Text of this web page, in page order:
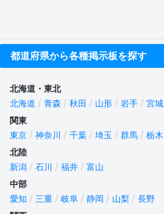
都道府県から各種掲示板を探す
北海道・東北
北海道
青森 秋田 山形 岩手 宮城
関東
東京
神奈川 千葉 埼玉 群馬 栃木
北陸
新潟
石川 福井
富山
中部
愛知
三重 岐阜 静岡 山梨
長野